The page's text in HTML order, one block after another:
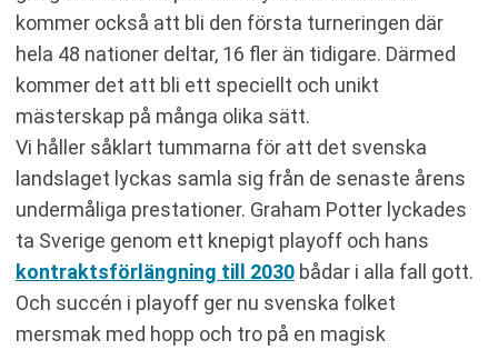
kommer också att bli den första turneringen där
hela 48 nationer deltar, 16 fler än tidigare. Därmed
kommer det att bli ett speciellt och unikt
mästerskap på många olika sätt.
Vi håller såklart tummarna för att det svenska
landslaget lyckas samla sig från de senaste årens
undermåliga prestationer. Graham Potter lyckades
ta Sverige genom ett knepigt playoff och hans
kontraktsförlängning till 2030 bådar i alla fall gott.
Och succén i playoff ger nu svenska folket
mersmak med hopp och tro på en magisk